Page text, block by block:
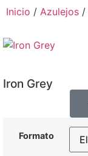
Inicio / Azulejos /
Iron Grey
Formato